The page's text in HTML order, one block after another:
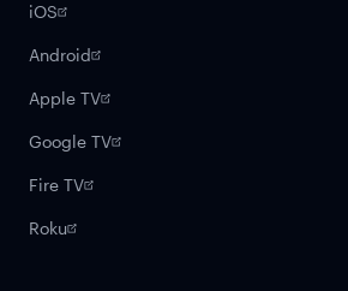
iOS
Android
Apple TV
Google TV
Fire TV
Roku